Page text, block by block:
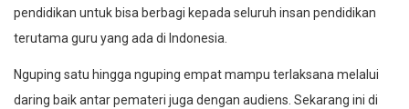
pendidikan untuk bisa berbagi kepada seluruh insan pendidikan
terutama guru yang ada di Indonesia.
Nguping satu hingga nguping empat mampu terlaksana melalui
daring baik antar pemateri juga dengan audiens. Sekarang ini di